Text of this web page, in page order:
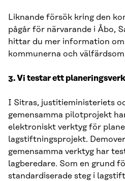
Liknande försök kring den
pågår för närvarande i Åbo,
hittar du mer information
kommunerna och
3. Vi testar ett
I Sitras, justitieministeriets
gemensamma pilotprojekt
elektroniskt verktyg för
lagstiftningsprojekt.
gemensamma verktyg har
lagberedare. Som en grund
standardiserade steg i